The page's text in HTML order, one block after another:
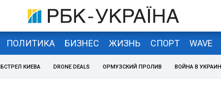
ПОЛИТИКА БИЗНЕС ЖИЗНЬ СПОРТ WAVE
КИЕВА DRONE DEALS ОРМУЗСКИЙ ПРОЛИВ ВОЙНА В